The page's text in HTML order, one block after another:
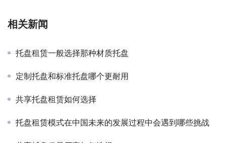
相关新闻
托盘租赁一般选择那种材质托盘
定制托盘和标准托盘哪个更耐用
共享托盘租赁如何选择
托盘租赁模式在中国未来的发展过程中会遇到哪些挑战